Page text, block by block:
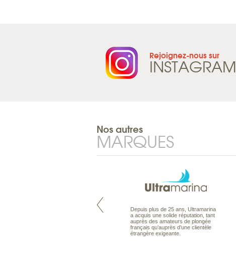
Rejoignez-nous sur
INSTAGRAM
Nos autres
MARQUES
Maldives à la Carte propose tous
Depuis plus de 25 ans, Ultramarina
a acquis une solide réputation, tant
auprès des amateurs de plongée
français qu’auprès d’une clientèle
étrangère exigeante.